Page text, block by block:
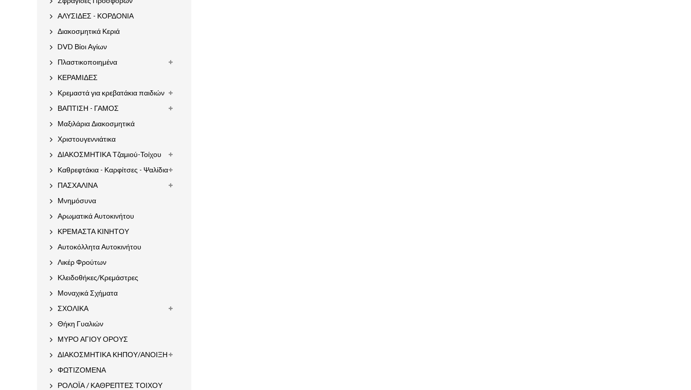
ΑΛΥΣΙΔΕΣ - ΚΟΡΔΟΝΙΑ
Διακοσμητικά Κεριά
DVD Βίοι Αγίων
Πλαστικοποιημένα
ΚΕΡΑΜΙΔΕΣ
Κρεμαστά για κρεβατάκια παιδιών
ΒΑΠΤΙΣΗ - ΓΑΜΟΣ
Μαξιλάρια Διακοσμητικά
Χριστουγεννιάτικα
ΔΙΑΚΟΣΜΗΤΙΚΑ Τζαμιού-Τοίχου
Καθρεφτάκια - Καρφίτσες - Ψαλίδια
ΠΑΣΧΑΛΙΝΑ
Μνημόσυνα
Αρωματικά Αυτοκινήτου
ΚΡΕΜΑΣΤΑ ΚΙΝΗΤΟΥ
Αυτοκόλλητα Αυτοκινήτου
Λικέρ Φρούτων
Κλειδοθήκες/Κρεμάστρες
Μοναχικά Σχήματα
ΣΧΟΛΙΚΑ
Θήκη Γυαλιών
ΜΥΡΟ ΑΓΙΟΥ ΟΡΟΥΣ
ΔΙΑΚΟΣΜΗΤΙΚΑ ΚΗΠΟΥ/ΑΝΟΙΞΗ
ΦΩΤΙΖΟΜΕΝΑ
ΡΟΛΟΪΑ / ΚΑΘΡΕΠΤΕΣ ΤΟΙΧΟΥ